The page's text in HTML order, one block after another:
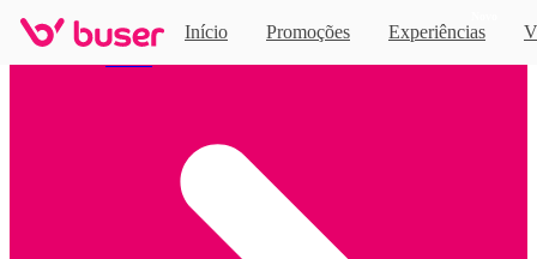
Início Promoções Experiências